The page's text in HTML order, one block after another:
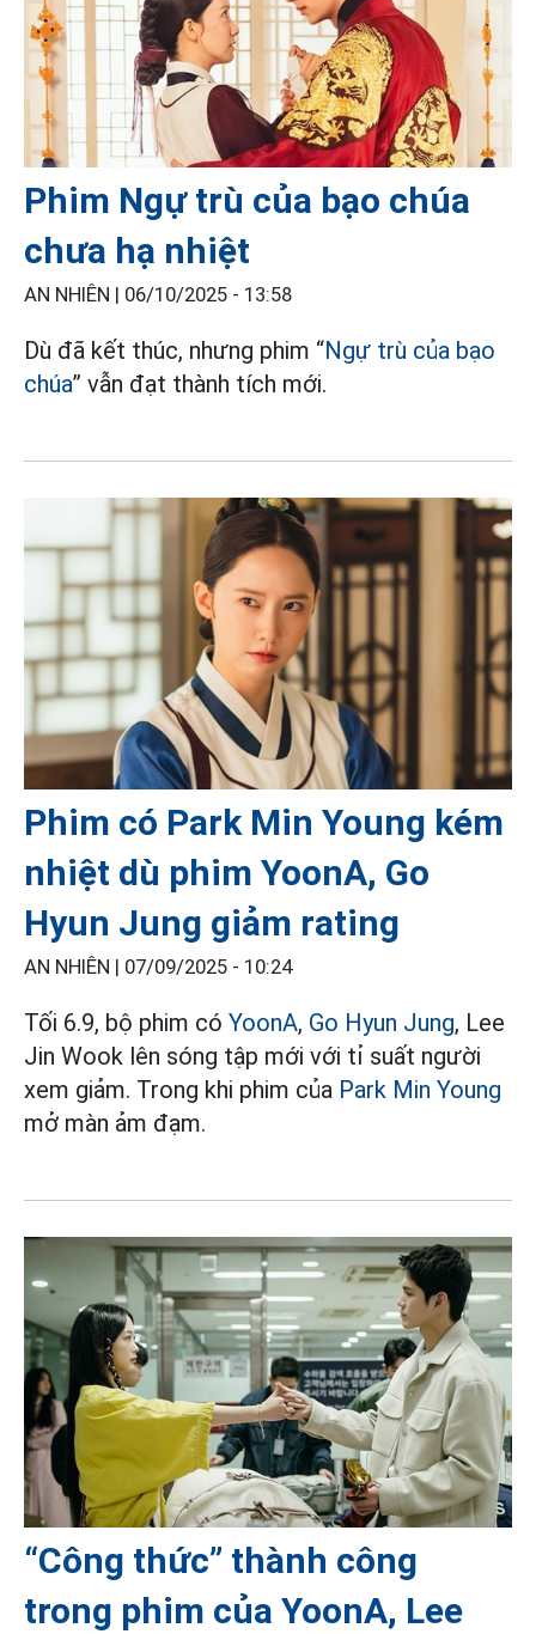
Phim Ngự trù của bạo chúa
chưa hạ nhiệt
AN NHIÊN | 06/10/2025 - 13:58
Dù đã kết thúc, nhưng phim “Ngự trù của bạo
chúa” vẫn đạt thành tích mới.
Phim có Park Min Young kém
nhiệt dù phim YoonA, Go
Hyun Jung giảm rating
AN NHIÊN | 07/09/2025 - 10:24
Tối 6.9, bộ phim có YoonA, Go Hyun Jung, Lee
Jin Wook lên sóng tập mới với tỉ suất người
xem giảm. Trong khi phim của Park Min Young
mở màn ảm đạm.
“Công thức” thành công
trong phim của YoonA, Lee